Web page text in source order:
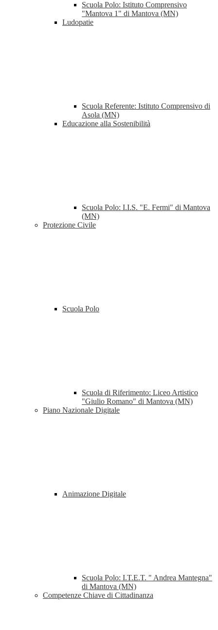
Scuola Polo: Istituto Comprensivo
"Mantova 1" di Mantova (MN)
Ludopatie
Scuola Referente: Istituto Comprensivo di
Asola (MN)
Educazione alla Sostenibilità
Scuola Polo: I.I.S. "E. Fermi" di Mantova
(MN)
Protezione Civile
Scuola Polo
Scuola di Riferimento: Liceo Artistico
"Giulio Romano" di Mantova (MN)
Piano Nazionale Digitale
Animazione Digitale
Scuola Polo: I.T.E.T. " Andrea Mantegna"
di Mantova (MN)
Competenze Chiave di Cittadinanza